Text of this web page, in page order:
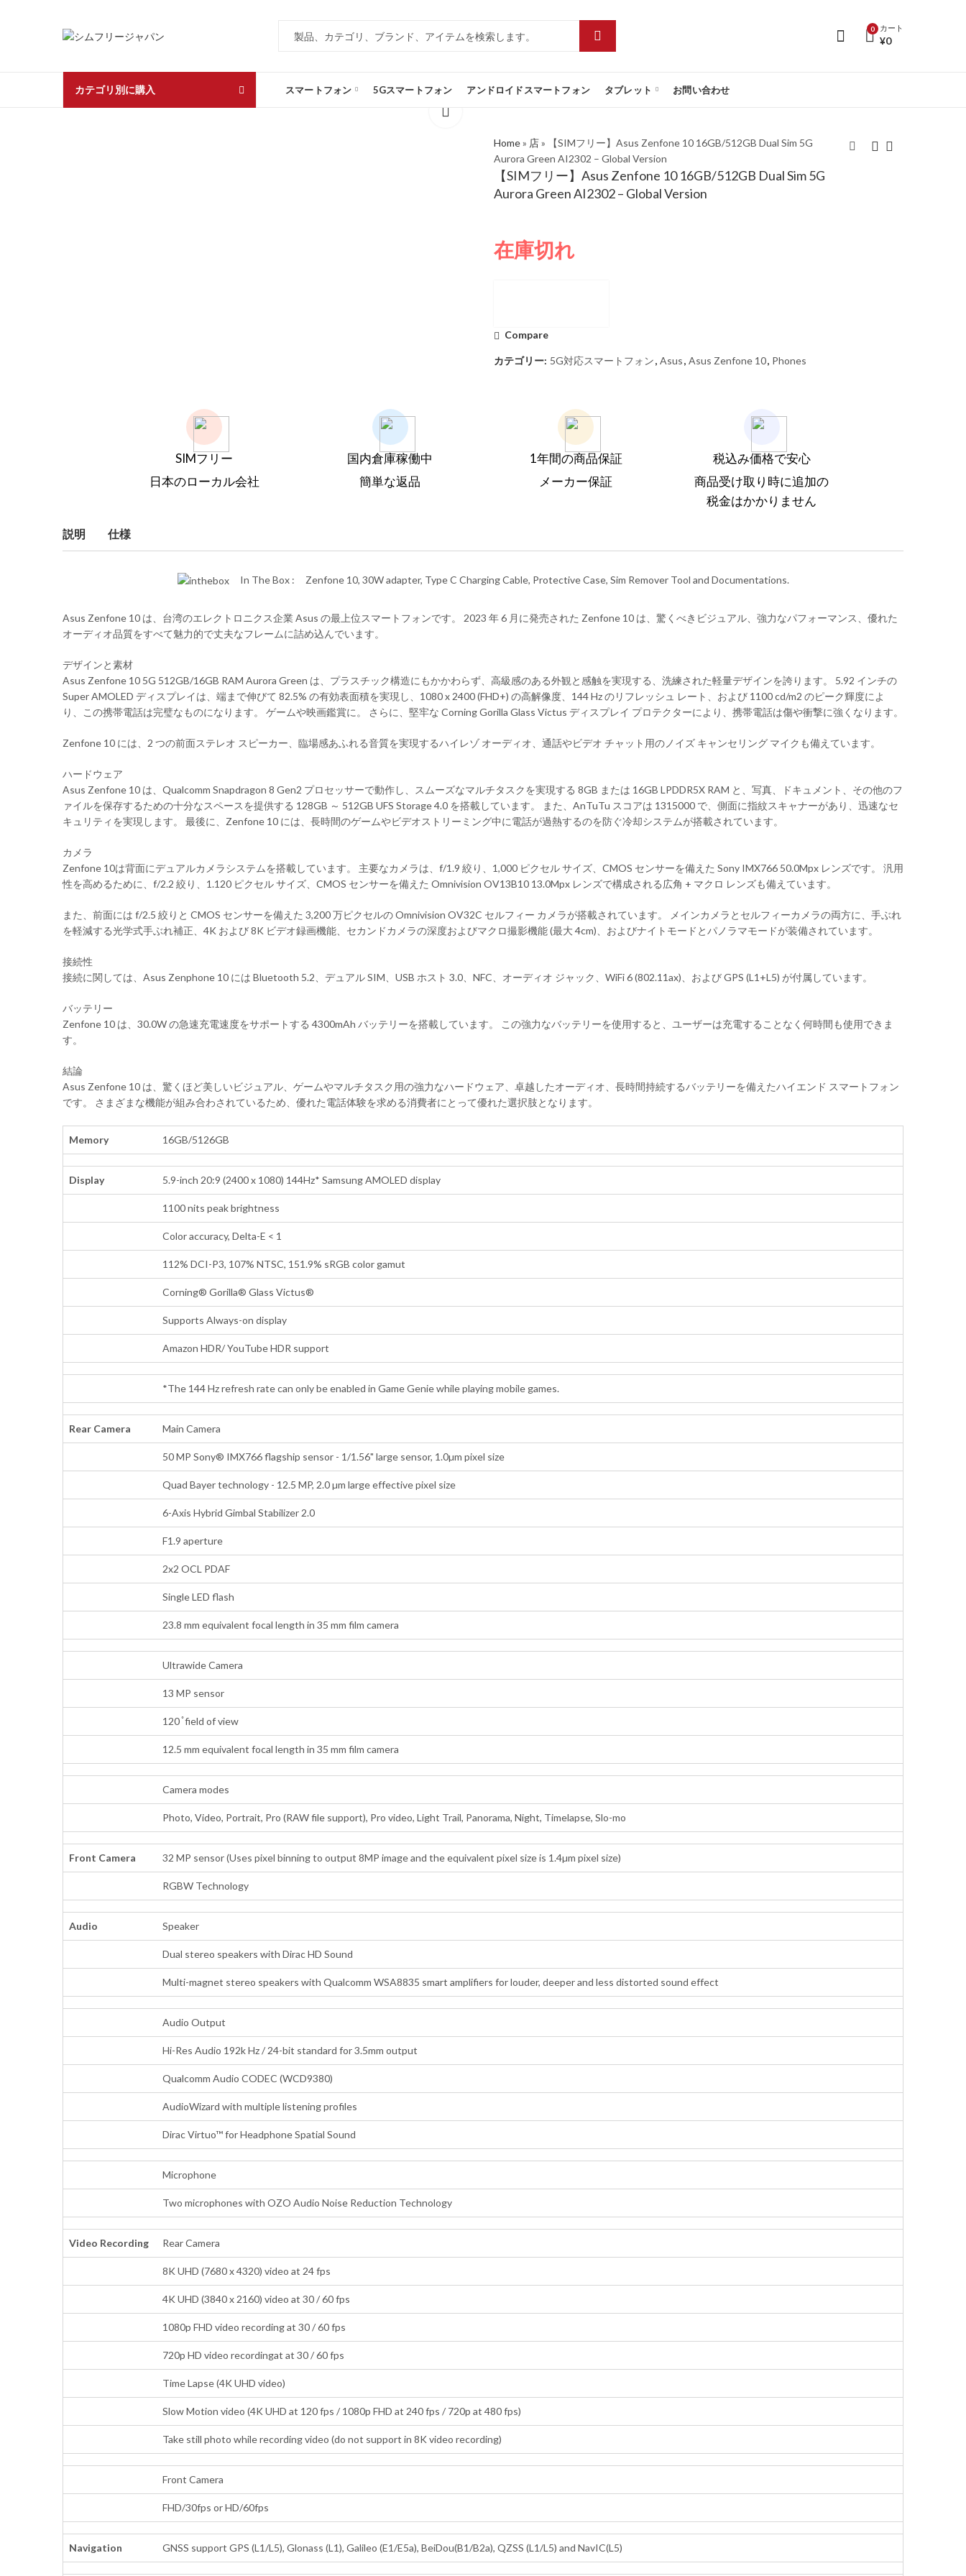
0 カート
¥0
カテゴリ別に購入 スマートフォン 5Gスマートフォン アンドロイドスマートフォン タブレット お問い合わせ
Home» 店»
【SIMフリー】Asus Zenfone 10 16GB/512GB Dual Sim 5G
Aurora Green AI2302 – Global Version
【SIMフリー】Asus Zenfone 10 16GB/512GB Dual Sim 5G
Aurora Green AI2302 – Global Version
在庫切れ
Compare
カテゴリー: 5G対応スマートフォン, Asus, Asus Zenfone 10, Phones
SIMフリー
日本のローカル会社
国内倉庫稼働中
簡単な返品
1年間の商品保証
メーカー保証
税込み価格で安心
商品受け取り時に追加の
税金はかかりません
説明 仕様
In The Box : Zenfone 10, 30W adapter, Type C Charging Cable, Protective Case, Sim Remover Tool and Documentations.
Asus Zenfone 10 は、台湾のエレクトロニクス企業 Asus の最上位スマートフォンです。 2023 年 6 月に発売された Zenfone 10 は、驚くべきビジュアル、強力なパフォーマンス、優れた
オーディオ品質をすべて魅力的で丈夫なフレームに詰め込んでいます。
デザインと素材
Asus Zenfone 10 5G 512GB/16GB RAM Aurora Green は、プラスチック構造にもかかわらず、高級感のある外観と感触を実現する、洗練された軽量デザインを誇ります。 5.92 インチの
Super AMOLED ディスプレイは、端まで伸びて 82.5% の有効表面積を実現し、1080 x 2400 (FHD+) の高解像度、144 Hz のリフレッシュ レート、および 1100 cd/m2 のピーク輝度によ
り、この携帯電話は完璧なものになります。 ゲームや映画鑑賞に。 さらに、堅牢な Corning Gorilla Glass Victus ディスプレイ プロテクターにより、携帯電話は傷や衝撃に強くなります。
Zenfone 10 には、2 つの前面ステレオ スピーカー、臨場感あふれる音質を実現するハイレゾ オーディオ、通話やビデオ チャット用のノイズ キャンセリング マイクも備えています。
ハードウェア
Asus Zenfone 10 は、Qualcomm Snapdragon 8 Gen2 プロセッサーで動作し、スムーズなマルチタスクを実現する 8GB または 16GB LPDDR5X RAM と、写真、ドキュメント、その他のフ
ァイルを保存するための十分なスペースを提供する 128GB ～ 512GB UFS Storage 4.0 を搭載しています。 また、AnTuTu スコアは 1315000 で、側面に指紋スキャナーがあり、迅速なセ
キュリティを実現します。 最後に、Zenfone 10 には、長時間のゲームやビデオストリーミング中に電話が過熱するのを防ぐ冷却システムが搭載されています。
カメラ
Zenfone 10は背面にデュアルカメラシステムを搭載しています。 主要なカメラは、f/1.9 絞り、1,000 ピクセル サイズ、CMOS センサーを備えた Sony IMX766 50.0Mpx レンズです。 汎用
性を高めるために、f/2.2 絞り、1.120 ピクセル サイズ、CMOS センサーを備えた Omnivision OV13B10 13.0Mpx レンズで構成される広角 + マクロ レンズも備えています。
また、前面には f/2.5 絞りと CMOS センサーを備えた 3,200 万ピクセルの Omnivision OV32C セルフィー カメラが搭載されています。 メインカメラとセルフィーカメラの両方に、手ぶれ
を軽減する光学式手ぶれ補正、4K および 8K ビデオ録画機能、セカンドカメラの深度およびマクロ撮影機能 (最大 4cm)、およびナイトモードとパノラマモードが装備されています。
接続性
接続に関しては、Asus Zenphone 10 には Bluetooth 5.2、デュアル SIM、USB ホスト 3.0、NFC、オーディオ ジャック、WiFi 6 (802.11ax)、および GPS (L1+L5) が付属しています。
バッテリー
Zenfone 10 は、30.0W の急速充電速度をサポートする 4300mAh バッテリーを搭載しています。 この強力なバッテリーを使用すると、ユーザーは充電することなく何時間も使用できま
す。
結論
Asus Zenfone 10 は、驚くほど美しいビジュアル、ゲームやマルチタスク用の強力なハードウェア、卓越したオーディオ、長時間持続するバッテリーを備えたハイエンド スマートフォン
です。 さまざまな機能が組み合わされているため、優れた電話体験を求める消費者にとって優れた選択肢となります。
Memory 16GB/5126GB
Display 5.9-inch 20:9 (2400 x 1080) 144Hz* Samsung AMOLED display
1100 nits peak brightness
Color accuracy, Delta-E < 1
112% DCI-P3, 107% NTSC, 151.9% sRGB color gamut
Corning® Gorilla® Glass Victus®
Supports Always-on display
Amazon HDR/ YouTube HDR support
*The 144 Hz refresh rate can only be enabled in Game Genie while playing mobile games.
Rear Camera Main Camera
50 MP Sony® IMX766 flagship sensor - 1/1.56" large sensor, 1.0µm pixel size
Quad Bayer technology - 12.5 MP, 2.0 µm large effective pixel size
6-Axis Hybrid Gimbal Stabilizer 2.0
F1.9 aperture
2x2 OCL PDAF
Single LED flash
23.8 mm equivalent focal length in 35 mm film camera
Ultrawide Camera
13 MP sensor
120 ̊ field of view
12.5 mm equivalent focal length in 35 mm film camera
Camera modes
Photo, Video, Portrait, Pro (RAW file support), Pro video, Light Trail, Panorama, Night, Timelapse, Slo-mo
Front Camera 32 MP sensor (Uses pixel binning to output 8MP image and the equivalent pixel size is 1.4µm pixel size)
RGBW Technology
Audio Speaker
Dual stereo speakers with Dirac HD Sound
Multi-magnet stereo speakers with Qualcomm WSA8835 smart amplifiers for louder, deeper and less distorted sound effect
Audio Output
Hi-Res Audio 192k Hz / 24-bit standard for 3.5mm output
Qualcomm Audio CODEC (WCD9380)
AudioWizard with multiple listening profiles
Dirac Virtuo™ for Headphone Spatial Sound
Microphone
Two microphones with OZO Audio Noise Reduction Technology
Video Recording Rear Camera
8K UHD (7680 x 4320) video at 24 fps
4K UHD (3840 x 2160) video at 30 / 60 fps
1080p FHD video recording at 30 / 60 fps
720p HD video recordingat at 30 / 60 fps
Time Lapse (4K UHD video)
Slow Motion video (4K UHD at 120 fps / 1080p FHD at 240 fps / 720p at 480 fps)
Take still photo while recording video (do not support in 8K video recording)
Front Camera
FHD/30fps or HD/60fps
Navigation GNSS support GPS (L1/L5), Glonass (L1), Galileo (E1/E5a), BeiDou(B1/B2a), QZSS (L1/L5) and NavIC(L5)